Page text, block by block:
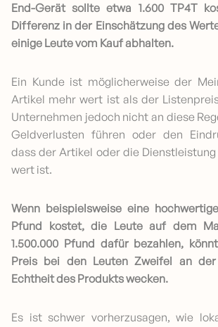
End-Gerät sollte etwa 1.600 TP4T
Differenz in der Einschätzung des
einige Leute vom Kauf abhalten.
Ein Kunde ist möglicherweise der
Artikel mehr wert ist als der
Unternehmen jedoch nicht an diese
Geldverlusten führen oder den
dass der Artikel oder die
wert ist.
Wenn beispielsweise eine
Pfund kostet, die Leute auf dem
1.500.000 Pfund dafür bezahlen,
Preis bei den Leuten Zweifel an
Echtheit des Produkts wecken.
Es ist schwer vorherzusagen, wie